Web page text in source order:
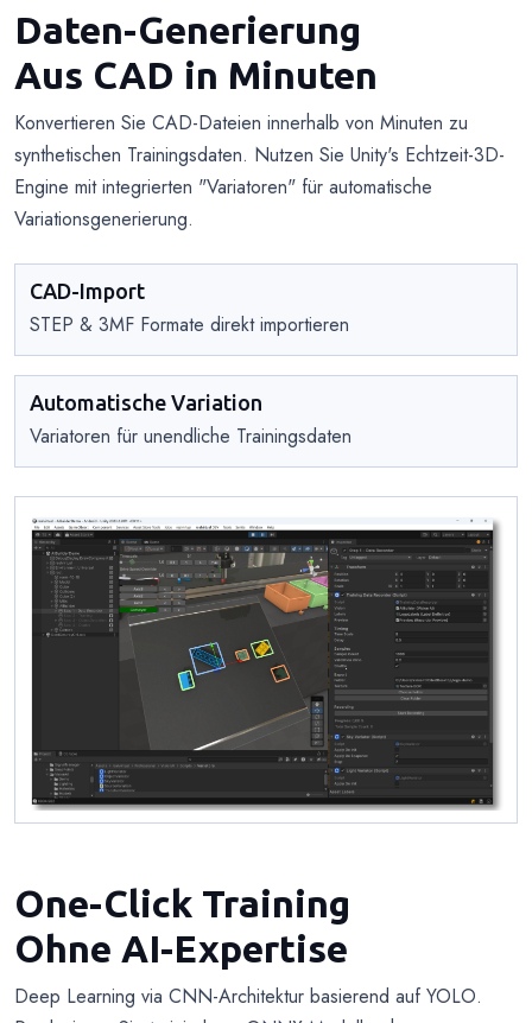
Daten-Generierung
Aus CAD in Minuten
Konvertieren Sie CAD-Dateien innerhalb von Minuten zu
synthetischen Trainingsdaten. Nutzen Sie Unity's Echtzeit-3D-
Engine mit integrierten "Variatoren" für automatische
Variationsgenerierung.
CAD-Import
STEP & 3MF Formate direkt importieren
Automatische Variation
Variatoren für unendliche Trainingsdaten
One-Click Training
Ohne AI-Expertise
Deep Learning via CNN-Architektur basierend auf YOLO.